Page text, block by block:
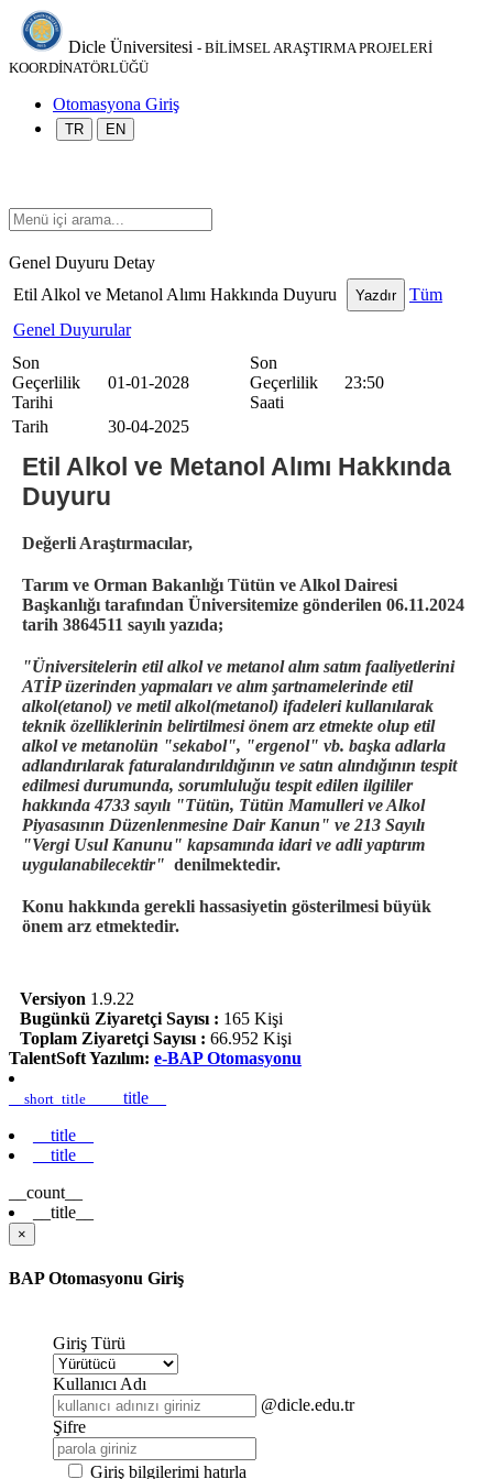
Dicle Üniversitesi - BİLİMSEL ARAŞTIRMA PROJELERİ
KOORDİNATÖRLÜĞÜ
Otomasyona Giriş
TR EN
Genel Duyuru Detay
Etil Alkol ve Metanol Alımı Hakkında Duyuru
Yazdır
Tüm
Genel Duyurular
Son
Geçerlilik
Tarihi
01-01-2028
Son
Geçerlilik
Saati
23:50
Tarih 30-04-2025
Etil Alkol ve Metanol Alımı Hakkında
Duyuru
Değerli Araştırmacılar,
Tarım ve Orman Bakanlığı Tütün ve Alkol Dairesi
Başkanlığı tarafından Üniversitemize gönderilen 06.11.2024
tarih 3864511 sayılı yazıda;
"Üniversitelerin etil alkol ve metanol alım satım faaliyetlerini
ATİP üzerinden yapmaları ve alım şartnamelerinde etil
alkol(etanol) ve metil alkol(metanol) ifadeleri kullanılarak
teknik özelliklerinin belirtilmesi önem arz etmekte olup etil
alkol ve metanolün "sekabol", "ergenol" vb. başka adlarla
adlandırılarak faturalandırıldığının ve satın alındığının tespit
edilmesi durumunda, sorumluluğu tespit edilen ilgililer
hakkında 4733 sayılı "Tütün, Tütün Mamulleri ve Alkol
Piyasasının Düzenlenmesine Dair Kanun" ve 213 Sayılı
"Vergi Usul Kanunu" kapsamında idari ve adli yaptırım
uygulanabilecektir" denilmektedir.
Konu hakkında gerekli hassasiyetin gösterilmesi büyük
önem arz etmektedir.
Versiyon 1.9.22
Bugünkü Ziyaretçi Sayısı : 165 Kişi
Toplam Ziyaretçi Sayısı : 66.952 Kişi
TalentSoft Yazılım: e-BAP Otomasyonu
__short_title__
__title__
__title__
__title__
__count__
__title__
×
BAP Otomasyonu Giriş
Giriş Türü
Kullanıcı Adı
@dicle.edu.tr
Şifre
Giriş bilgilerimi hatırla